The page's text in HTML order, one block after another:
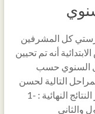
كل المشرفين
أنه تم تحيين
السنوي حسب
التالية لحسن
سير عملية طباعة دفتر النتائج النهائية : -1
والثاني